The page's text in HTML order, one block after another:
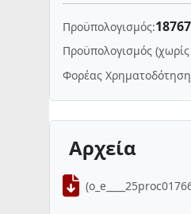
Προϋπολογισμός:
Προϋπολογισμός
Φορέας
Αρχεία